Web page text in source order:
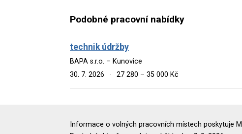
Podobné pracovní nabídky
technik údržby
BAPA s.r.o. – Kunovice
30. 7. 2026
· 27 280 – 35 000 Kč
Informace o volných pracovních místech poskytuje